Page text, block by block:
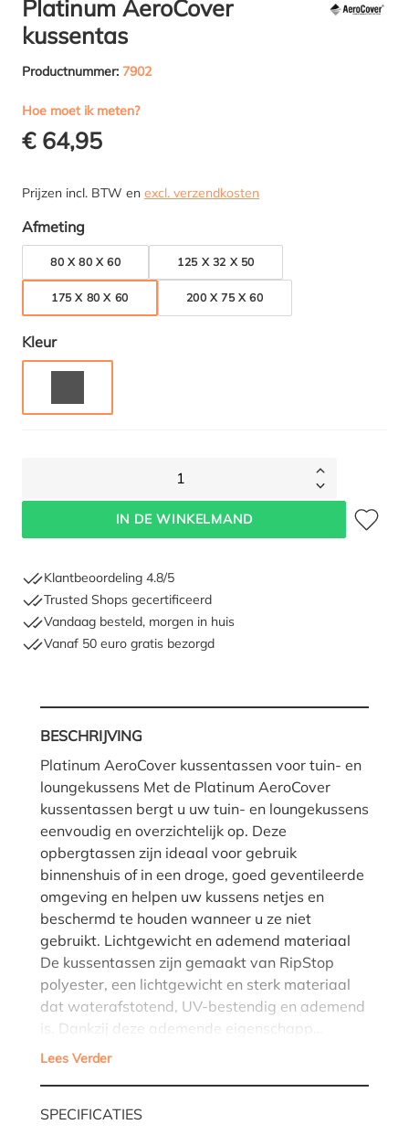
Platinum AeroCover
kussentas
Productnummer: 7902
Hoe moet ik meten?
€ 64,95
Prijzen incl. BTW en excl. verzendkosten
Selecteer
Afmeting
80 X 80 X 60 125 X 32 X 50
175 X 80 X 60 200 X 75 X 60
Selecteer
Kleur
1
IN DE WINKELMAND
Klantbeoordeling 4.8/5
Trusted Shops gecertificeerd
Vandaag besteld, morgen in huis
Vanaf 50 euro gratis bezorgd
BESCHRIJVING
Platinum AeroCover kussentassen voor tuin- en
loungekussens Met de Platinum AeroCover
kussentassen bergt u uw tuin- en loungekussens
eenvoudig en overzichtelijk op. Deze
opbergtassen zijn ideaal voor gebruik
binnenshuis of in een droge, goed geventileerde
omgeving en helpen uw kussens netjes en
beschermd te houden wanneer u ze niet
gebruikt. Lichtgewicht en ademend materiaal
De kussentassen zijn gemaakt van RipStop
polyester, een lichtgewicht en sterk materiaal
dat waterafstotend, UV-bestendig en ademend
is. Dankzij deze ademende eigenschapp…
Lees Verder
SPECIFICATIES